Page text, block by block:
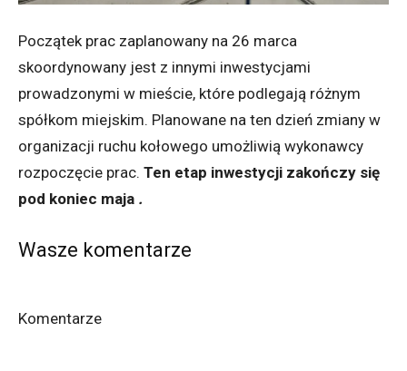
Początek prac zaplanowany na 26 marca
skoordynowany jest z innymi inwestycjami
prowadzonymi w mieście, które podlegają różnym
spółkom miejskim. Planowane na ten dzień zmiany w
organizacji ruchu kołowego umożliwią wykonawcy
rozpoczęcie prac. Ten etap inwestycji zakończy się
pod koniec maja .
Wasze komentarze
Komentarze